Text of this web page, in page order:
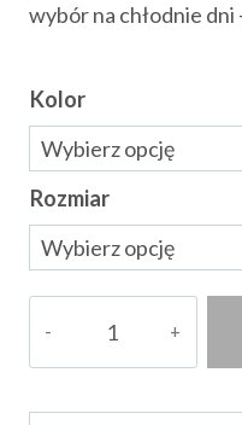
wybór na chłodnie
Kolor
Rozmiar